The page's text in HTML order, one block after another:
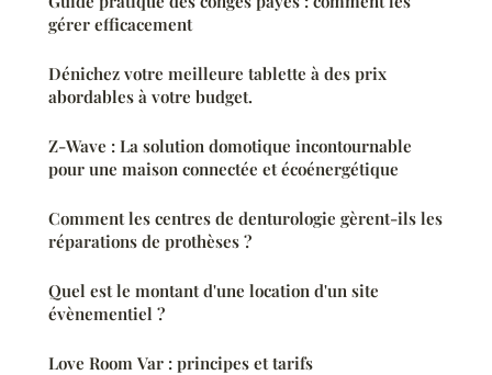
gérer efficacement
Dénichez votre meilleure tablette à des prix
abordables à votre budget.
Z-Wave : La solution domotique incontournable
pour une maison connectée et écoénergétique
Comment les centres de denturologie gèrent-ils les
réparations de prothèses ?
Quel est le montant d'une location d'un site
évènementiel ?
Love Room Var : principes et tarifs